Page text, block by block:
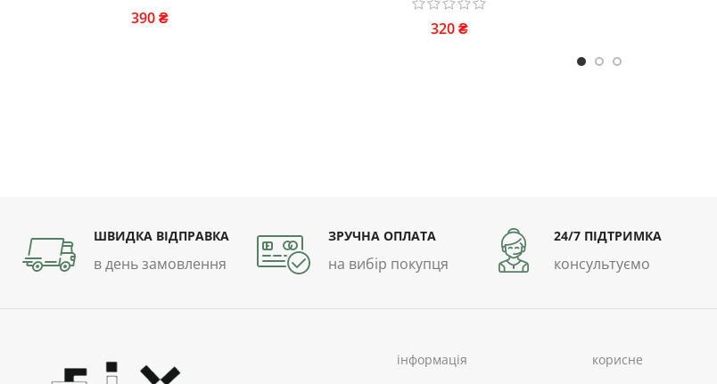
390₴
320₴
ШВИДКА ВІДПРАВКА
в день замовлення
ЗРУЧНА ОПЛАТА
на вибір покупця
24/7 ПІДТРИМКА
консультуємо
інформація
корисне